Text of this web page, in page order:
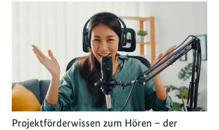
Projektförderwissen zum Hören – der